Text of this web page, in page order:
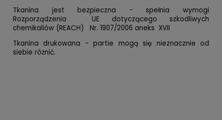
Tkanina jest bezpieczna - spełnia wymogi
Rozporządzenia UE dotyczącego szkodliwych
chemikaliów (REACH) Nr. 1907/2006 aneks XVII
Tkanina drukowana - partie mogą się nieznacznie od
siebie różnić.